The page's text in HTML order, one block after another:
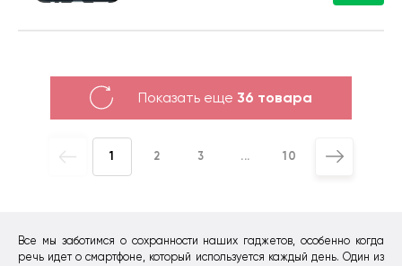
Все мы заботимся о сохранности наших гаджетов, особенно когда
речь идет о смартфоне, который используется каждый день. Один из
Показать еще 36 товара
1 2 3 ... 10